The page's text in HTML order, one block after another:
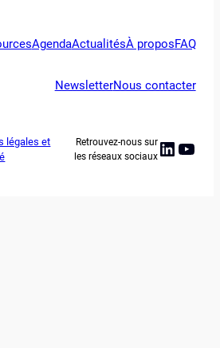
AgendaActualitésÀ proposFAQ
NewsletterNous contacter
légales et
Retrouvez-nous sur
les réseaux sociaux